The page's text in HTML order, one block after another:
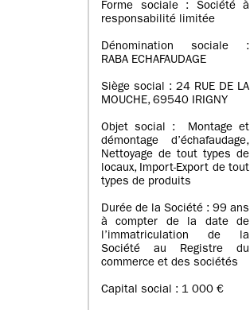
Forme sociale : Société à
responsabilité limitée
Dénomination sociale :
RABA ECHAFAUDAGE
Siège social : 24 RUE DE LA
MOUCHE, 69540 IRIGNY
Objet social : Montage et
démontage d’échafaudage,
Nettoyage de tout types de
locaux, Import-Export de tout
types de produits
Durée de la Société : 99 ans
à compter de la date de
l’immatriculation de la
Société au Registre du
commerce et des sociétés
Capital social : 1 000 €